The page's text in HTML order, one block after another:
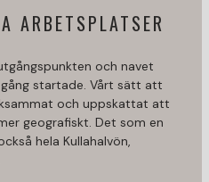
ARBETSPLATSER
och navet
startade. Vårt sätt att
och uppskattat att
geografiskt. Det som en
hela Kullahalvön,